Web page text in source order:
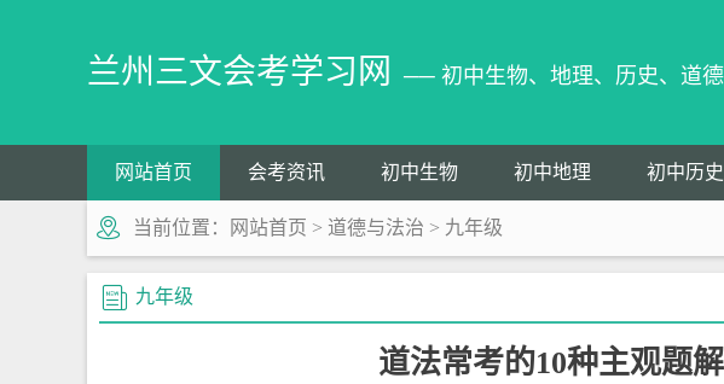
兰州三文会考学习网 ── 初中生物、地理、历史、道德
网站首页 会考资讯 初中生物 初中地理 初中历史
当前位置： 网站首页 > 道德与法治 > 九年级
九年级
道法常考的10种主观题